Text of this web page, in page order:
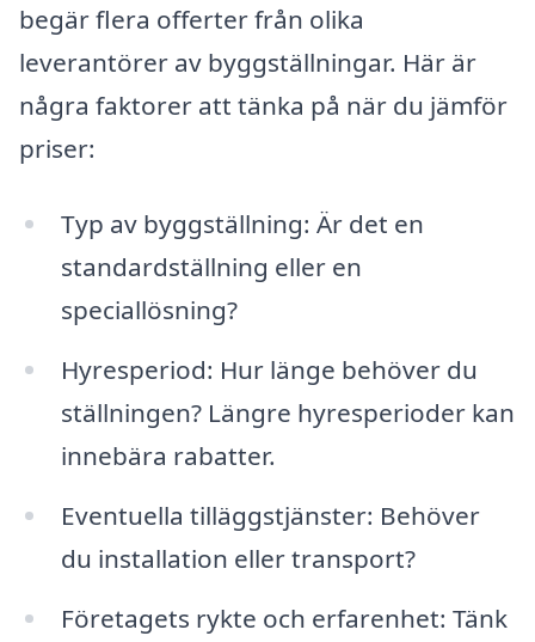
begär flera offerter från olika
leverantörer av byggställningar. Här är
några faktorer att tänka på när du jämför
priser:
Typ av byggställning: Är det en
standardställning eller en
speciallösning?
Hyresperiod: Hur länge behöver du
ställningen? Längre hyresperioder kan
innebära rabatter.
Eventuella tilläggstjänster: Behöver
du installation eller transport?
Företagets rykte och erfarenhet: Tänk